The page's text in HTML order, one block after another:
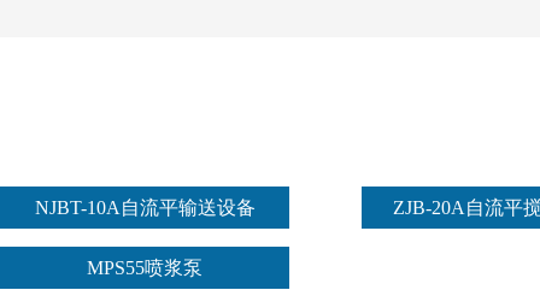
NJBT-10A自流平输送设备 ZJB-20A自流平
MPS55喷浆泵